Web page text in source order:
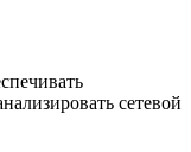
сетевой